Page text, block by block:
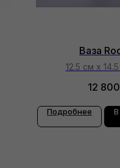
Ваза
12.5 см х
12 800
Подробнее В